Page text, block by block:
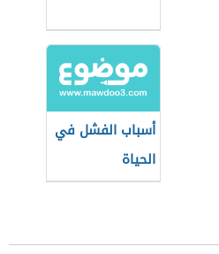
أسباب الفشل في
الحياة